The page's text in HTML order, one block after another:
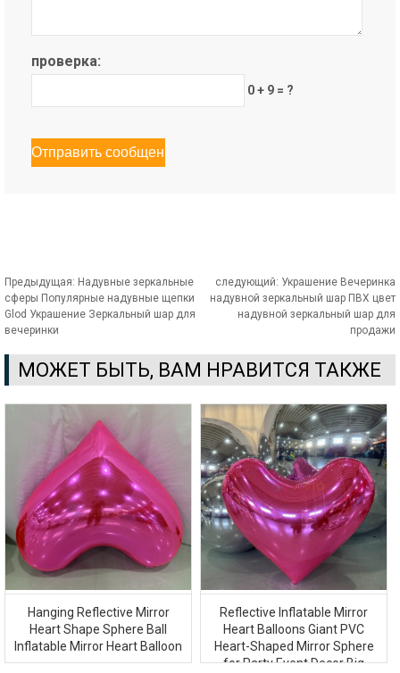
проверка:
0 + 9 = ?
Предыдущая: Надувные зеркальные
сферы Популярные надувные щепки
Glod Украшение Зеркальный шар для
вечеринки
следующий: Украшение Вечеринка
надувной зеркальный шар ПВХ цвет
надувной зеркальный шар для
продажи
МОЖЕТ БЫТЬ, ВАМ НРАВИТСЯ ТАКЖЕ
Hanging Reflective Mirror
Heart Shape Sphere Ball
Inflatable Mirror Heart Balloon
Reflective Inflatable Mirror
Heart Balloons Giant PVC
Heart-Shaped Mirror Sphere
for Party Event Decor Big